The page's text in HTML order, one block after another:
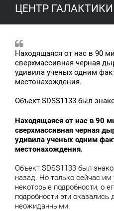
ЦЕНТР ГАЛАКТИКИ
Находящаяся от нас в 90
сверхмассивная черная
удивила ученых одним
местонахождения.
Объект SDSS1133 был
Находящаяся от нас в 90
сверхмассивная черная
удивила ученых одним
местонахождения.
Объект SDSS1133 был
назад. Но только сейчас им
некоторые подробности, о
подробности эти
неожиданными.